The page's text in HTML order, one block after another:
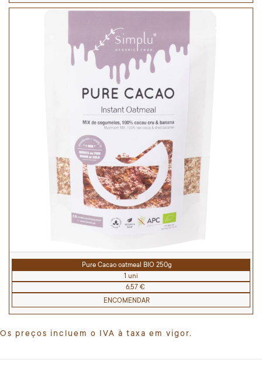
Pure Cacao oatmeal BIO 250g
1 uni
6,57 €
ENCOMENDAR
Os preços incluem o IVA à taxa em vigor.